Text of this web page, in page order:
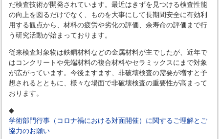
だ検査技術が開発されています。最近はきずを見つける検査性能
の向上を図るだけでなく、ものを大事にして長期間安全に有効利
用する観点から、材料の疲労や劣化の評価、余寿命の評価まで行
う研究活動が始まっております。
従来検査対象物は鉄鋼材料などの金属材料が主でしたが、近年で
はコンクリートや先端材料の複合材料やセラミックスにまで対象
が広がっています。今後ますます、非破壊検査の需要が増すと予
想されるとともに、様々な場面で非破壊検査の重要性が高まって
おります。
◆
学術部門行事（コロナ禍における対面開催）に関するご理解とご
協力のお願い